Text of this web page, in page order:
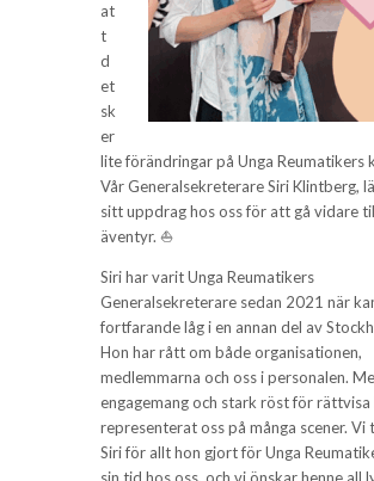
at
t
d
et
sk
er
lite förändringar på Unga Reumatikers
Vår Generalsekreterare Siri Klintberg,
sitt uppdrag hos oss för att gå vidare
äventyr. ⛵
Siri har varit Unga Reumatikers
Generalsekreterare sedan 2021 när
fortfarande låg i en annan del av
Hon har rått om både organisationen,
medlemmarna och oss i personalen.
engagemang och stark röst för rättvisa
representerat oss på många scener. Vi
Siri för allt hon gjort för Unga